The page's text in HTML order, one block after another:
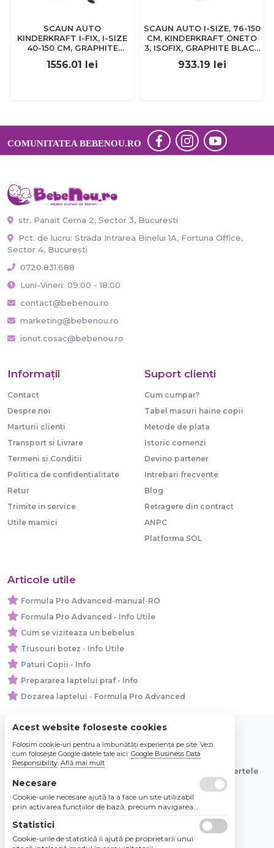
SCAUN AUTO
KINDERKRAFT I-FIX, I-SIZE
40-150 CM, GRAPHITE
VIVKCIFIX00BLK0000
1556.01 lei
SCAUN AUTO I-SIZE, 76-150
CM, KINDERKRAFT ONETO
3, ISOFIX, GRAPHITE BLACK
933.19 lei
COMUNITATEA BEBENOU.RO
str. Panait Cerna 2, Sector 3, Bucuresti
Pct. de lucru: Strada Intrarea Binelui 1A, Fortuna Office,
Sector 4, București
0720.831.688
Luni-Vineri: 09:00 - 18:00
contact@bebenou.ro
marketing@bebenou.ro
ionut.cosac@bebenou.ro
Informaţii
Contact
Despre noi
Marturii clienti
Transport si Livrare
Termeni si Conditii
Politica de confidentialitate
Retur
Trimite in service
Utile mamici
Suport clienti
Cum cumpar?
Tabel masuri haine copii
Metode de plata
Istoric comenzi
Devino partener
Intrebari frecvente
Blog
Retragere din contract
ANPC
Platforma SOL
Articole utile
Formula Pro Advanced-manual-RO
Formula Pro Advanced - Info Utile
Cum se viziteaza un bebelus
Trusouri botez - Info Utile
Paturi Copii - Info
Prepararea laptelui praf - Info
Dozarea laptelui - Formula Pro Advanced
© 2026 Bebe Nou Online Store SRL
Toate preturile sunt exprimate in lei si includ tva. Ofertele
sunt valabile in limita stocului disponibil.
Acest website foloseste cookies
Folosim cookie-uri pentru a îmbunătăți experiența pe site. Vezi
cum folosește Google datele tale aici: Google Business Data
Responsibility. Află mai mult
Necesare
Cookie-urile necesare ajută la a face un site utilizabil
prin activarea funcţiilor de bază, precum navigarea
Site-ul nu poate funcţiona corespunzător fără aceste
cookie-uri.
Statistici
Cookie-urile de statistică îi ajută pe proprietarii unui